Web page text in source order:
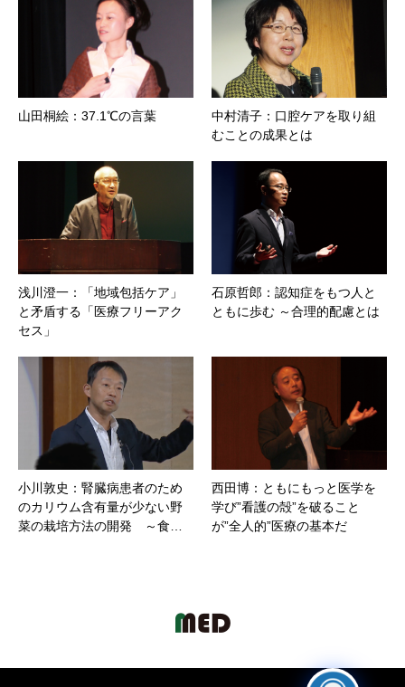
山田桐絵：37.1℃の言葉
中村清子：口腔ケアを取り組
むことの成果とは
浅川澄一：「地域包括ケア」
と矛盾する「医療フリーアク
セス」
石原哲郎：認知症をもつ人と
ともに歩む ～合理的配慮とは
小川敦史：腎臓病患者のため
のカリウム含有量が少ない野
菜の栽培方法の開発 ～食…
西田博：ともにもっと医学を
学び”看護の殻”を破ること
が”全人的”医療の基本だ